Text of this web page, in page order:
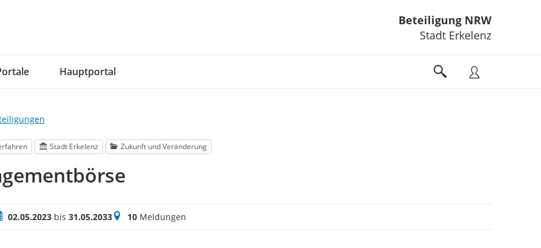
Beteiligung NRW
Stadt Erkelenz
Hauptportal
Stadt Erkelenz Zukunft und Veränderung
02.05.2023bis 31.05.2033Meldungen
10Meldungen